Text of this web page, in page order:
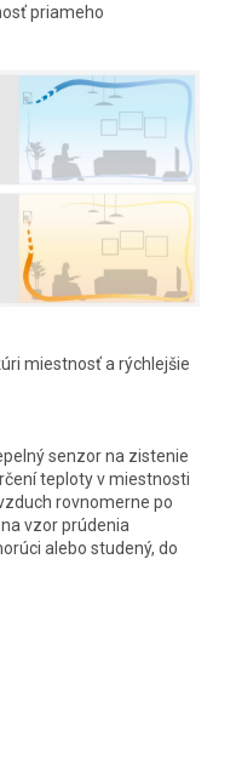
priameho
miestnosť a rýchlejšie
senzor na zistenie
teploty v miestnosti
rovnomerne po
vzor prúdenia
alebo studený, do